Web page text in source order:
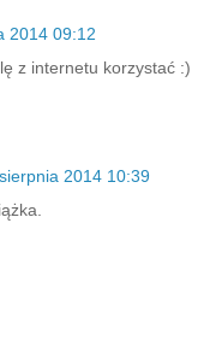
2014 09:12
z internetu korzystać :)
2014 10:39